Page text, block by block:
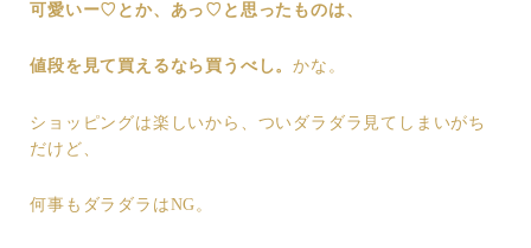
可愛いー♡とか、あっ♡と思ったものは、
値段を見て買えるなら買うべし。かな。
ショッピングは楽しいから、ついダラダラ見てしまいがち
だけど、
何事もダラダラはNG。